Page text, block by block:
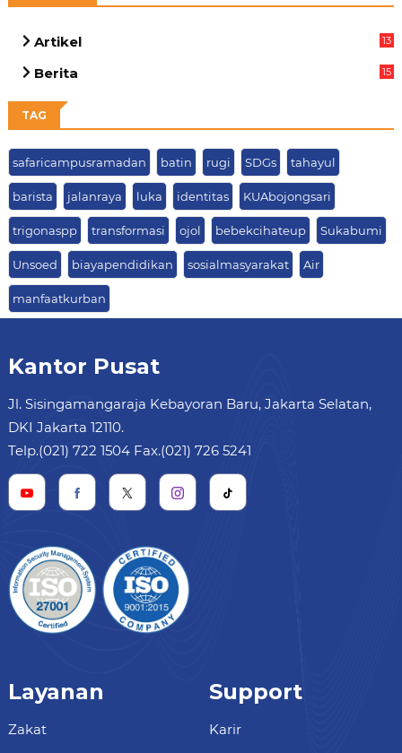
Artikel
13
Berita
15
TAG
safaricampusramadan batin rugi SDGs tahayul
barista jalanraya luka identitas KUAbojongsari
trigonaspp transformasi ojol bebekcihateup Sukabumi
Unsoed biayapendidikan sosialmasyarakat Air
manfaatkurban
Kantor Pusat
Jl. Sisingamangaraja Kebayoran Baru, Jakarta Selatan,
DKI Jakarta 12110.
Telp.(021) 722 1504 Fax.(021) 726 5241
Layanan
Zakat
Support
Karir